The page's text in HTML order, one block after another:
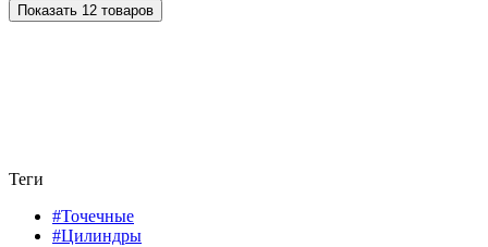
Показать 12 товаров
Теги
#Точечные
#Цилиндры